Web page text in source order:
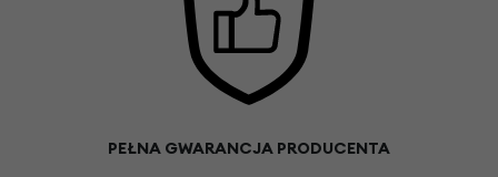
PEŁNA GWARANCJA PRODUCENTA